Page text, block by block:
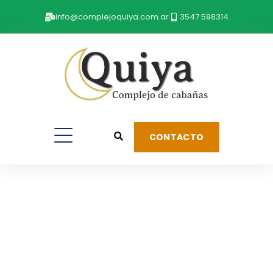
info@complejoquiya.com.ar 3547 598314
CONTACTO